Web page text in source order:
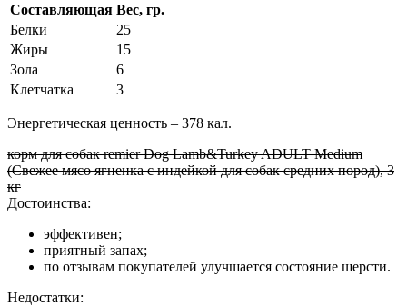
Составляющая Вес, гр.
Белки
25
Жиры
15
Зола
6
Клетчатка
3
Энергетическая ценность – 378 кал.
корм для собак remier Dog Lamb&Turkey ADULT Medium
(Свежее мясо ягненка с индейкой для собак средних пород), 3
кг
Достоинства:
эффективен;
приятный запах;
по отзывам покупателей улучшается состояние шерсти.
Недостатки: